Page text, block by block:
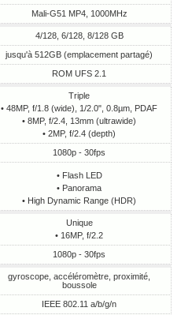
Mali-G51 MP4, 1000MHz
4/128, 6/128, 8/128 GB
jusqu'à 512GB (emplacement partagé)
ROM UFS 2.1
Triple
• 48MP, f/1.8 (wide), 1/2.0", 0.8µm, PDAF
• 8MP, f/2.4, 13mm (ultrawide)
• 2MP, f/2.4 (depth)
1080p - 30fps
• Flash LED
• Panorama
• High Dynamic Range (HDR)
Unique
• 16MP, f/2.2
1080p - 30fps
gyroscope, accéléromètre, proximité,
boussole
IEEE 802.11 a/b/g/n